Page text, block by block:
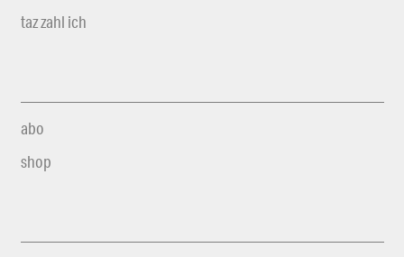
taz zahl ich
abo
shop